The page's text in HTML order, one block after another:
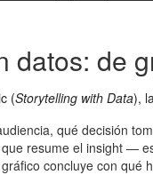
datos: de
(Storytelling with Data),
qué decisión
resume el insight —
concluye con qué